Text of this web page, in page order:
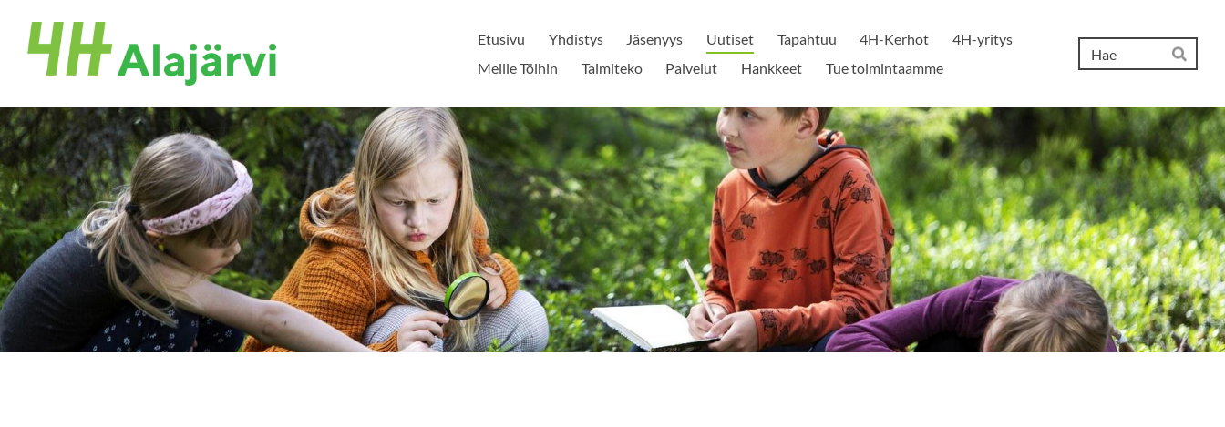
Siirry
sivun
sisältöön
Alajärven 4H-yhdistys ry.
Etusivu Yhdistys Jäsenyys Uutiset Tapahtuu 4H-Kerhot
4H-yritys
Meille Töihin
Taimiteko Palvelut Hankkeet Tue toimintaamme Hae